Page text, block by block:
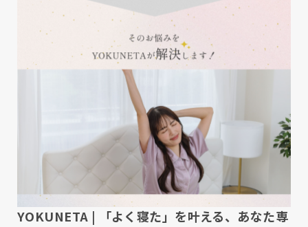
YOKUNETA | 「よく寝た」を叶える、あなた専